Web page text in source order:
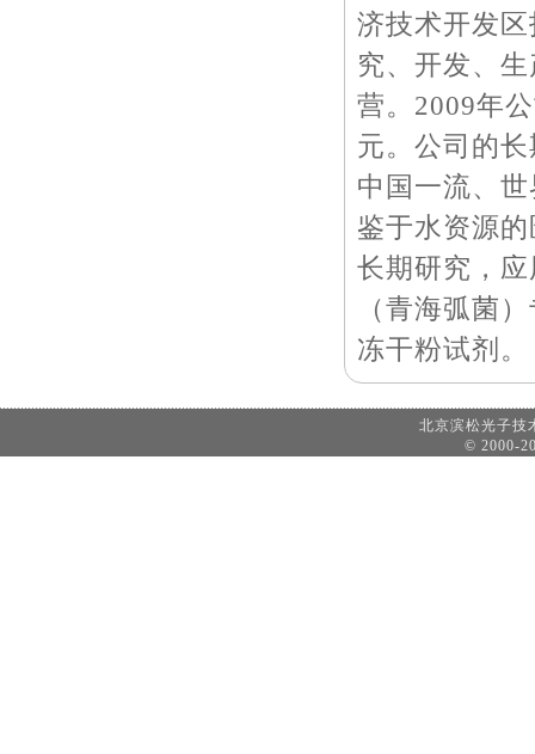
济技术开发
究、开发、
营。2009年
元。公司的
中国一流、
鉴于水资源
长期研究，
（青海弧菌
冻干粉试剂。
北京滨松光子
© 2000-